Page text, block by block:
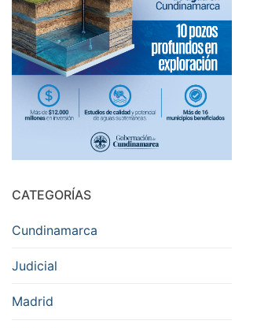
CATEGORÍAS
Cundinamarca
Judicial
Madrid